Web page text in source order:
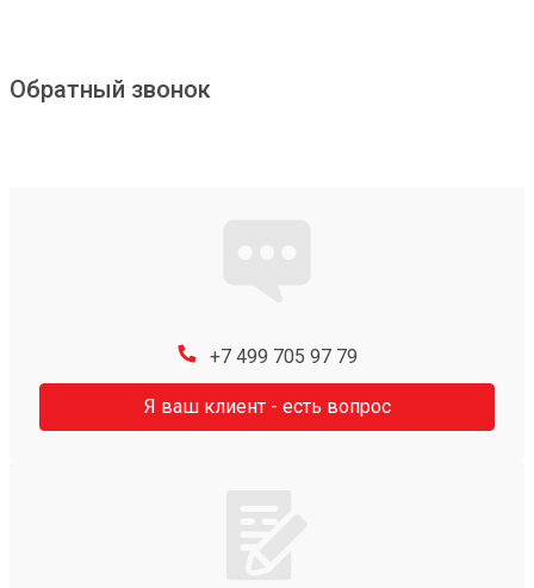
Обратный звонок
+7 499 705 97 79
Я ваш клиент - есть вопрос